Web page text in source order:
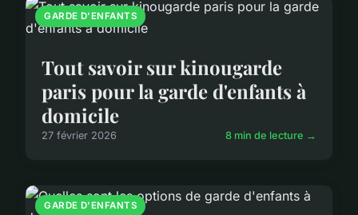
GARDE D'ENFANTS
Tout savoir sur kinougarde
paris pour la garde d'enfants à
domicile
27 février 2026 8 min de lecture →
GARDE D'ENFANTS